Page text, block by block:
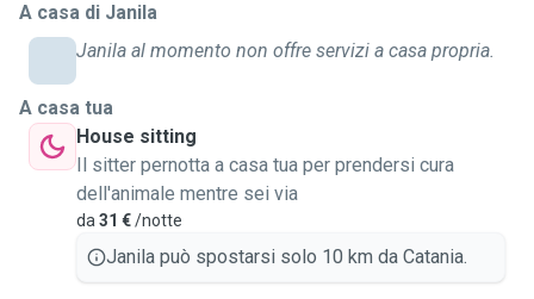
gatto, un cane, una tartaruga, un criceto o un coniglio,
sappiate che ho già esperienza con loro. Ovviamente sono
disponibile ad accudire anche altri tipi di animali. Offro un
servizio a domicilio, sono automunita, ma posso anche
ospitare i vostri pets presso il mio appartamento che ho
destinato a questo uso. Ho due gatti maschi e una
cagnolina che abitano con mia madre. Il mio primo animale
domestico si chiamava Zeus, un terranova nero. Sono alta
1,58cm, sono un po' piccolina, ma sono abituata a portare a
passeggio qualsiasi taglia di cane, quindi non temete :)
A casa di Janila
Janila al momento non offre servizi a casa propria.
A casa tua
House sitting
Il sitter pernotta a casa tua per prendersi cura
dell'animale mentre sei via
da 31 €/notte
Janila può spostarsi solo 10 km da Catania.